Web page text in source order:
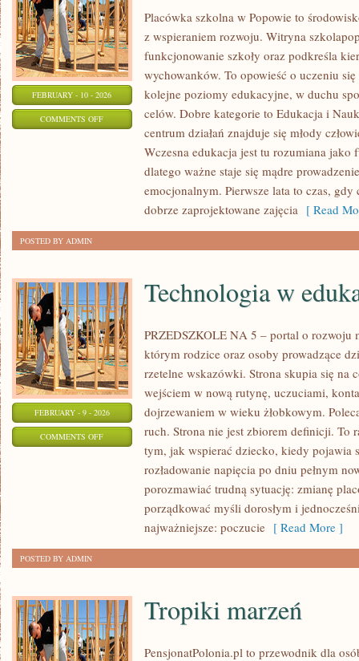
FEBRUARY - 10 - 2026
COMMENTS OFFON
Placówka szkolna w Popowie to
z wspieraniem rozwoju. Witryna
funkcjonowanie szkoły oraz podkreśla
wychowanków. To opowieść o uczeniu
kolejne poziomy edukacyjne, w duchu
celów. Dobre kategorie to Edukacja i
centrum działań znajduje się młody
Wczesna edukacja jest tu rozumiana jako
dlatego ważne staje się mądre
emocjonalnym. Pierwsze lata to czas, gdy
dobrze zaprojektowane zajęcia [ Read
POSTED BY ADMIN
FEBRUARY - 9 - 2026
COMMENTS OFFON
TECHNOLOGIA
Technologia w
PRZEDSZKOLE NA 5 – portal o rozwoju
którym rodzice oraz osoby prowadzące
rzetelne wskazówki. Strona skupia się na
wejściem w nową rutynę, uczuciami,
dojrzewaniem w wieku żłobkowym.
ruch. Strona nie jest zbiorem definicji. To
tym, jak wspierać dziecko, kiedy pojawia
rozładowanie napięcia po dniu pełnym
porozmawiać trudną sytuację: zmianę
porządkować myśli dorosłym i
najważniejsze: poczucie [ Read More ]
POSTED BY ADMIN
Tropiki marzeń
PensjonatPolonia.pl to przewodnik dla